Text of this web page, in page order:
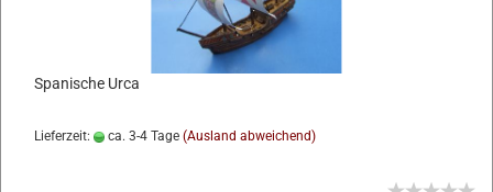
Spanische Urca
Lieferzeit: ca. 3-4 Tage (Ausland abweichend)